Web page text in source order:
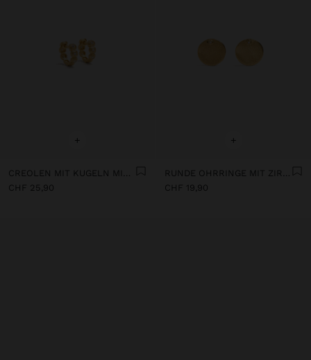
+
CREOLEN MIT KUGELN MIT 18K VERGOLDETEM BADE-
CHF 25,90
+
RUNDE OHRRINGE MIT ZIRKONIA 18 KARAT VERGOLDET
CHF 19,90